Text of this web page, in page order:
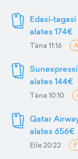
Edasi-
alates 174€
Täna 11:16
alates 144€
Täna 10:10
Qatar
alates 656€
Eile 20:22